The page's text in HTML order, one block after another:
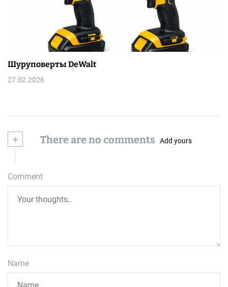
Шуруповерты DeWalt
27.02.2026
+ There are no comments Add yours
Comment
Name